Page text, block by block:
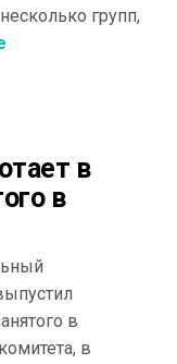
групп,
в
в
в
в